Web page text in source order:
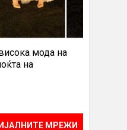
мода на
на
МРЕЖИ